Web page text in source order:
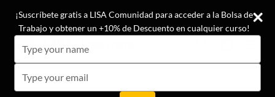
directamente
contenido
¡Conoce las opiniones de nuestros +19.500 alumnos!
Carrito
Carrito
¡Suscríbete gratis a LISA Comunidad para acceder a la Bolsa de
Trabajo y obtener un +10% de Descuento en cualquier curso!
your
name
your
email